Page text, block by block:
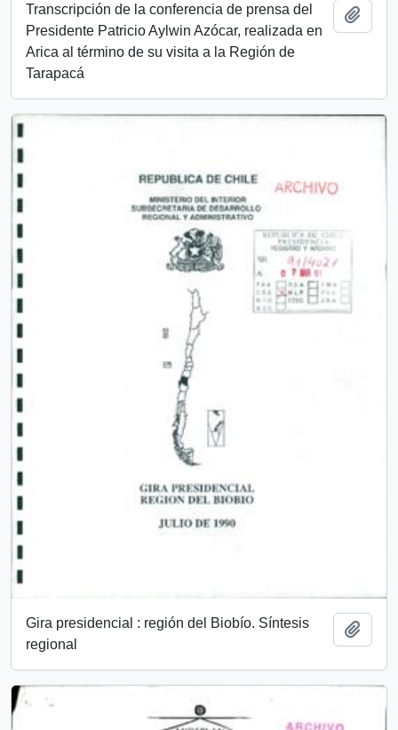
Transcripción de la conferencia de prensa del
Presidente Patricio Aylwin Azócar, realizada en
Arica al término de su visita a la Región de
Tarapacá
Gira presidencial : región del Biobío. Síntesis
regional